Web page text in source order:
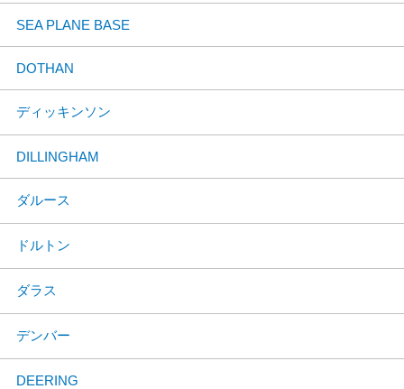
SEA PLANE BASE
DOTHAN
ディッキンソン
DILLINGHAM
ダルース
ドルトン
ダラス
デンバー
DEERING